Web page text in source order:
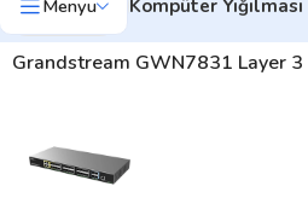
Menyu Kompüter Yığılması
Ev Təhlükəsizlik sistemləri
Grandstream GWN7831 Layer